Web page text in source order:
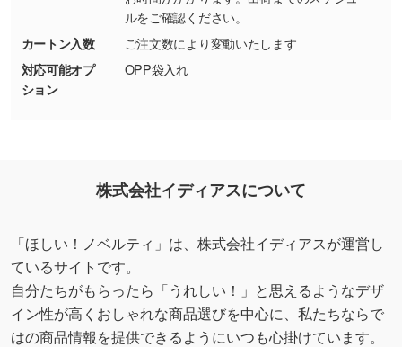
ルをご確認ください。
カートン入数
ご注文数により変動いたします
対応可能オプ
ション
OPP袋入れ
株式会社イディアスについて
「ほしい！ノベルティ」は、株式会社イディアスが運営し
ているサイトです。
自分たちがもらったら「うれしい！」と思えるようなデザ
イン性が高くおしゃれな商品選びを中心に、私たちならで
はの商品情報を提供できるようにいつも心掛けています。